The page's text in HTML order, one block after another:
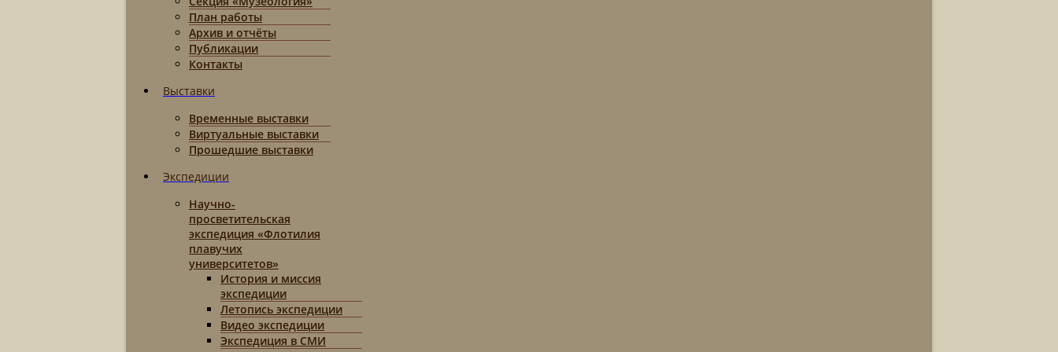
План работы
Архив и отчёты
Публикации
Контакты
Выставки
Временные выставки
Виртуальные выставки
Прошедшие выставки
Экспедиции
Научно-
просветительская
экспедиция «Флотилия
плавучих
университетов»
История и миссия
экспедиции
Летопись экспедиции
Видео экспедиции
Экспедиция в СМИ